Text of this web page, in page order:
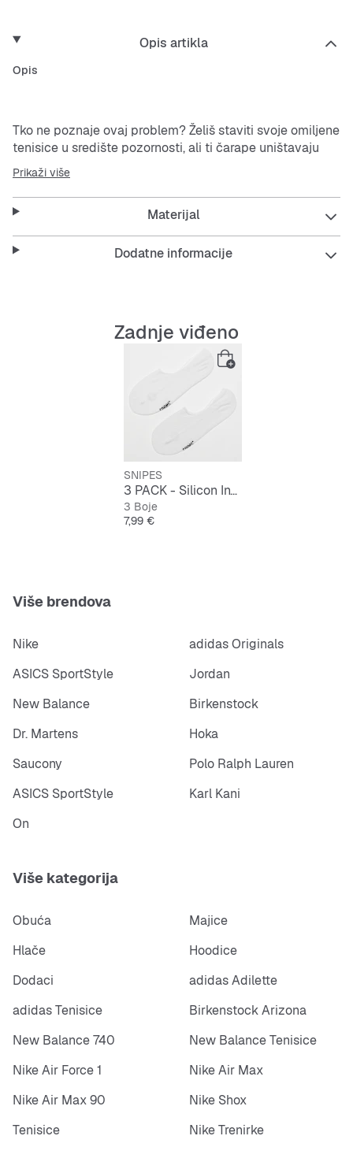
Opis artikla
Opis
Tko ne poznaje ovaj problem? Želiš staviti svoje omiljene
tenisice u središte pozornosti, ali ti čarape uništavaju
estetiku, ali bez njih naravno ne ide. Nevidljive stopalice
marke SNIPES idealno su rješenje za to. Apsolutna
udobnost nošenja i nula posto vidljivosti. Ove lijepe
čarape izvlače najbolje iz tvojih tenisica.
silikonske trake
nevidljive u obući
Materijal: 65% pamuk, 32% poliamid, 3% elastan
Prikaži više
Materijal
Dodatne informacije
Zadnje viđeno
SNIPES
3 PACK - Silicon Invisible
3 Boje
Cijena
7,99 €
Više brendova
Nike
adidas Originals
ASICS SportStyle
Jordan
New Balance
Birkenstock
Dr. Martens
Hoka
Saucony
Polo Ralph Lauren
ASICS SportStyle
Karl Kani
On
Više kategorija
Obuća
Majice
Hlače
Hoodice
Dodaci
adidas Adilette
adidas Tenisice
Birkenstock Arizona
New Balance 740
New Balance Tenisice
Nike Air Force 1
Nike Air Max
Nike Air Max 90
Nike Shox
Tenisice
Nike Trenirke